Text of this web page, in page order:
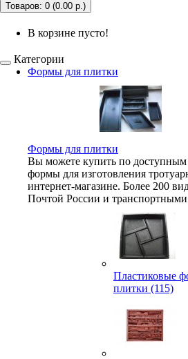
Товаров: 0 (0.00 р.)
В корзине пусто!
Категории
Формы для плитки
Формы для плитки
Вы можете купить по доступным
формы для изготовления
интернет-магазине. Более 200
Почтой России и
Пластиковые
плитки (115)